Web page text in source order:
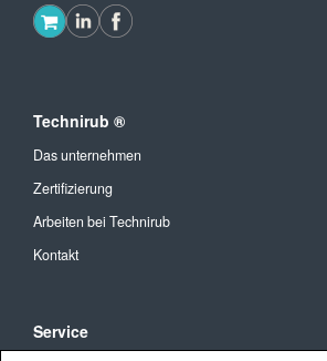
Technirub ®
Das unternehmen
Zertifizierung
Arbeiten bei Technirub
Kontakt
Service